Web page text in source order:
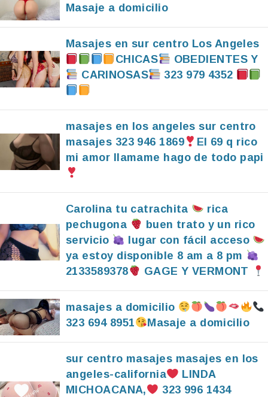
Masaje a domicilio
Masajes en sur centro Los Angeles
CHICAS
OBEDIENTES Y
CARINOSAS
323 979 4352
masajes en los angeles sur centro
masajes 323 946 1869
El 69 q rico
mi amor llamame hago de todo papi
Carolina tu catrachita
rica
pechugona
buen trato y un rico
servicio
lugar con fácil acceso
ya estoy disponible 8 am a 8 pm
2133589378
GAGE Y VERMONT
masajes a domicilio
323 694 8951
Masaje a domicilio
sur centro masajes masajes en los
angeles-california
LINDA
MICHOACANA,
323 996 1434